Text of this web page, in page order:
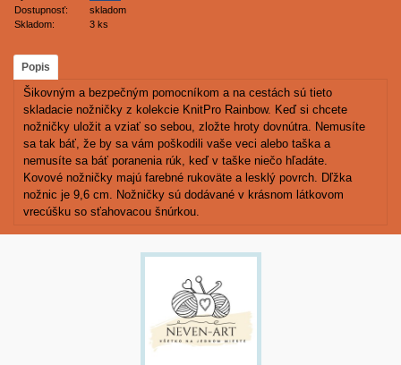
Dostupnosť:
skladom
Skladom:
3 ks
Popis
Šikovným a bezpečným pomocníkom a na cestách sú tieto
skladacie nožničky z kolekcie KnitPro Rainbow. Keď si chcete
nožničky uložit a vziať so sebou, zložte hroty dovnútra. Nemusíte
sa tak báť, že by sa vám poškodili vaše veci alebo taška a
nemusíte sa báť poranenia rúk, keď v taške niečo hľadáte.
Kovové nožničky majú farebné rukoväte a lesklý povrch. Dľžka
nožnic je 9,6 cm. Nožničky sú dodávané v krásnom látkovom
vrecúšku so sťahovacou šnúrkou.